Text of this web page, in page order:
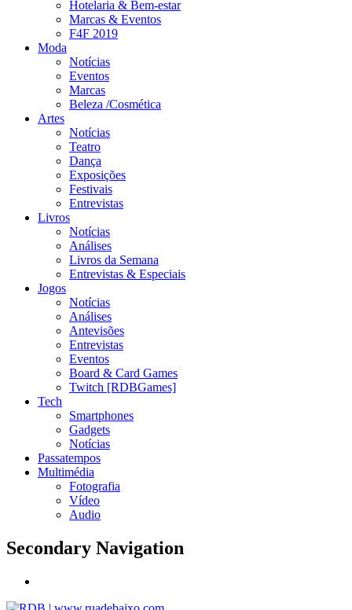
Hotelaria & Bem-estar
Marcas & Eventos
F4F 2019
Moda
Notícias
Eventos
Marcas
Beleza /Cosmética
Artes
Notícias
Teatro
Dança
Exposições
Festivais
Entrevistas
Livros
Notícias
Análises
Livros da Semana
Entrevistas & Especiais
Jogos
Notícias
Análises
Antevisões
Entrevistas
Eventos
Board & Card Games
Twitch [RDBGames]
Tech
Smartphones
Gadgets
Notícias
Passatempos
Multimédia
Fotografia
Vídeo
Audio
Secondary Navigation